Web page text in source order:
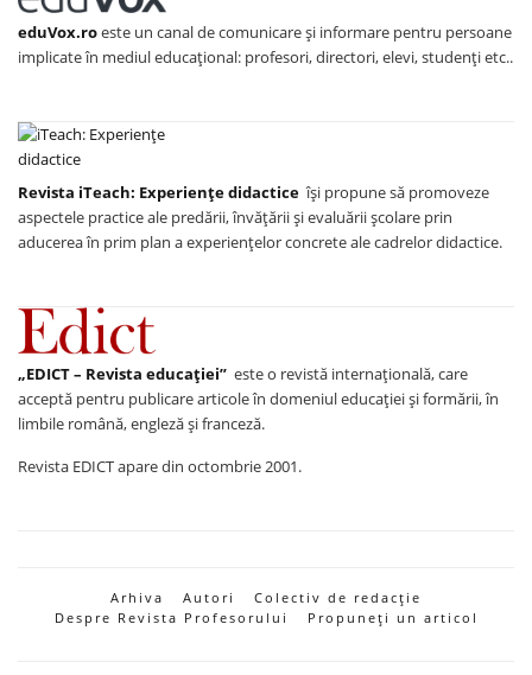
eduVox.roeste un canal de comunicare și informare pentru persoane
implicate în mediul educațional: profesori, directori, elevi, studenți etc..
Revista iTeach: Experienţe didactice îşi propune să promoveze
aspectele practice ale predării, învăţării şi evaluării şcolare prin
aducerea în prim plan a experienţelor concrete ale cadrelor didactice.
„EDICT – Revista educației” este o revistă internațională, care
acceptă pentru publicare articole în domeniul educației și formării, în
limbile română, engleză și franceză.
Revista EDICT apare din octombrie 2001.
Arhiva Autori
Colectiv de redacție
Despre Revista Profesorului
Propuneți un articol